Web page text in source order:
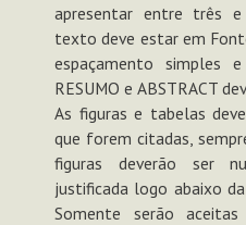
apresentar entre três e
texto deve estar em
espaçamento simples
RESUMO e ABSTRACT
As figuras e tabelas
que forem citadas,
figuras deverão ser
justificada logo abaixo
Somente serão